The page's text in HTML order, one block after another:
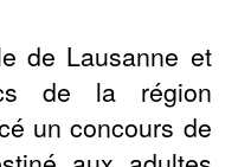
de Lausanne et
de la région
un concours de